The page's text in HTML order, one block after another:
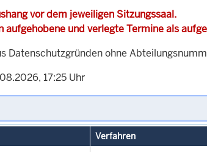
vor dem jeweiligen Sitzungssaal.
aufgehobene und verlegte Termine als
Datenschutzgründen ohne
17:25 Uhr
Verfahren